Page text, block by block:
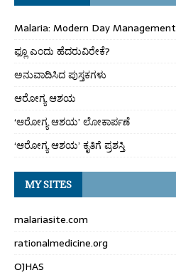
Malaria: Modern Day Management
ಫ್ಲೂ ಎಂದು ಹೆದರುವಿರೇಕೆ?
ಅನುವಾದಿಸಿದ ಪುಸ್ತಕಗಳು
ಆರೋಗ್ಯ ಆಶಯ
‘ಆರೋಗ್ಯ ಆಶಯ’ ಲೋಕಾರ್ಪಣೆ
‘ಆರೋಗ್ಯ ಆಶಯ’ ಕೃತಿಗೆ ಪ್ರಶಸ್ತಿ
MY SITES
malariasite.com
rationalmedicine.org
OJHAS